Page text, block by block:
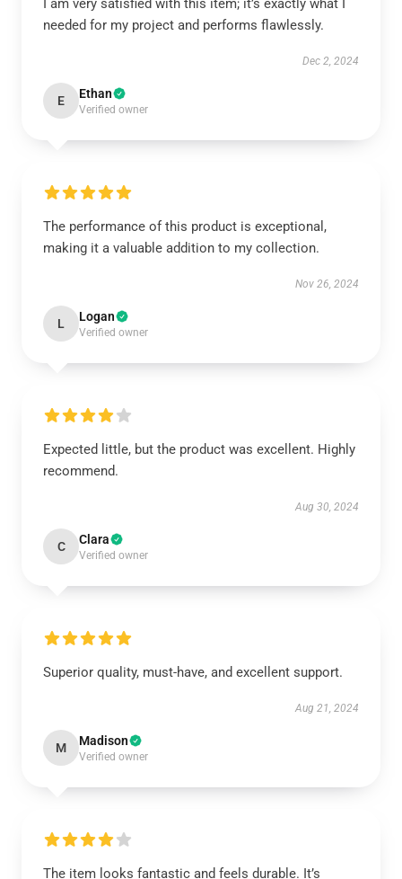
I am very satisfied with this item; it’s exactly what I
needed for my project and performs flawlessly.
Dec 2, 2024
E Ethan
Verified owner
The performance of this product is exceptional,
making it a valuable addition to my collection.
Nov 26, 2024
L Logan
Verified owner
Expected little, but the product was excellent. Highly
recommend.
Aug 30, 2024
C Clara
Verified owner
Superior quality, must-have, and excellent support.
Aug 21, 2024
M Madison
Verified owner
The item looks fantastic and feels durable. It’s